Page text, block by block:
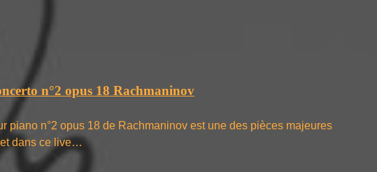
n°2 opus 18 Rachmaninov
piano n°2 opus 18 de Rachmaninov est une des pièces majeures
dans ce live…